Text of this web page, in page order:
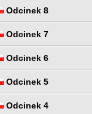
Odcinek 8
Odcinek 7
Odcinek 6
Odcinek 5
Odcinek 4